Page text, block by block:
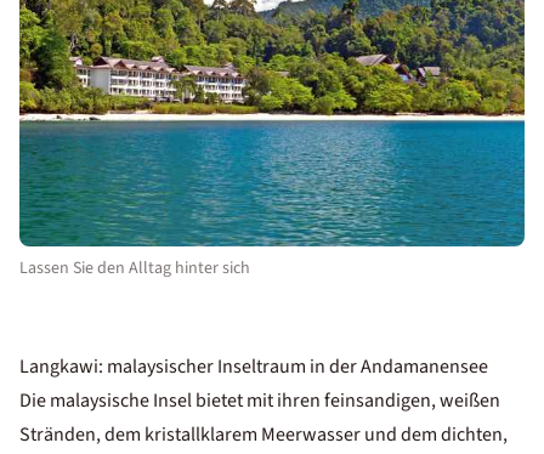
Lassen Sie den Alltag hinter sich
Langkawi: malaysischer Inseltraum in der Andamanensee
Die malaysische Insel bietet mit ihren feinsandigen, weißen
Stränden, dem kristallklarem Meerwasser und dem dichten,